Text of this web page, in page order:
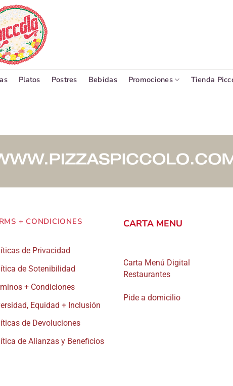
Platos Postres Bebidas Promociones Tienda
+ CONDICIONES
de Privacidad
de Sotenibilidad
+ Condiciones
Equidad + Inclusión
de Devoluciones
de Alianzas y Beneficios
CARTA MENU
Carta Menú Digital
Restaurantes
Pide a domicilio